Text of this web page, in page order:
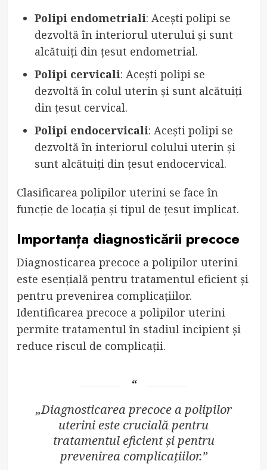
Polipi endometriali: Acești polipi se
dezvoltă în interiorul uterului și sunt
alcătuiți din țesut endometrial.
Polipi cervicali: Acești polipi se
dezvoltă în colul uterin și sunt alcătuiți
din țesut cervical.
Polipi endocervicali: Acești polipi se
dezvoltă în interiorul colului uterin și
sunt alcătuiți din țesut endocervical.
Clasificarea polipilor uterini se face în
funcție de locația și tipul de țesut implicat.
Importanța diagnosticării precoce
Diagnosticarea precoce a polipilor uterini
este esențială pentru tratamentul eficient și
pentru prevenirea complicațiilor.
Identificarea precoce a polipilor uterini
permite tratamentul în stadiul incipient și
reduce riscul de complicații.
„Diagnosticarea precoce a polipilor
uterini este crucială pentru
tratamentul eficient și pentru
prevenirea complicațiilor.”